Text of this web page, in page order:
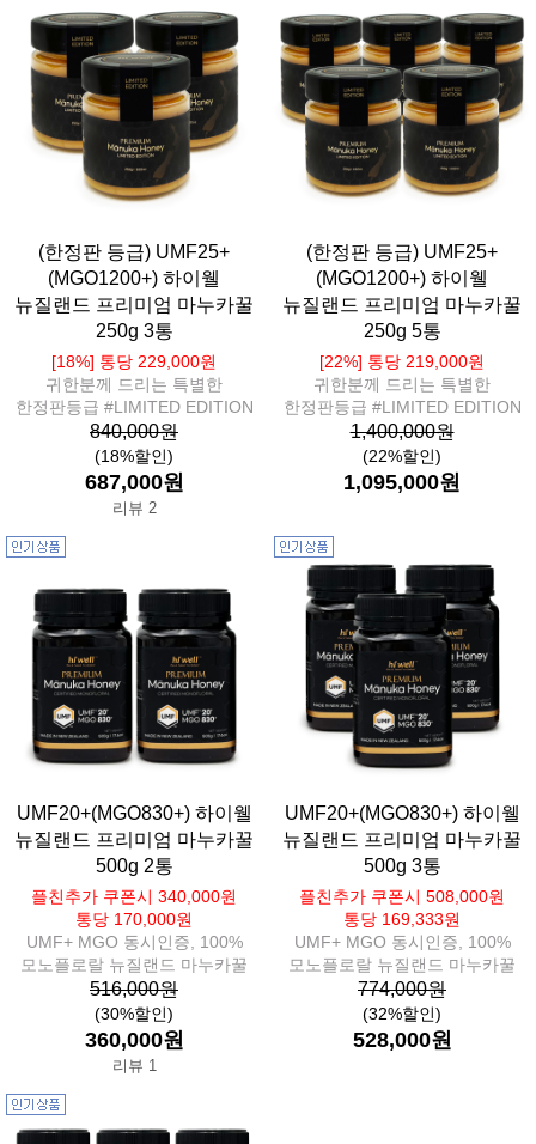
(한정판 등급) UMF25+
(MGO1200+) 하이웰
뉴질랜드 프리미엄 마누카꿀
250g 3통
[18%] 통당 229,000원
귀한분께 드리는 특별한
한정판등급 #LIMITED EDITION
840,000원
(18%할인)
687,000원
리뷰 2
(한정판 등급) UMF25+
(MGO1200+) 하이웰
뉴질랜드 프리미엄 마누카꿀
250g 5통
[22%] 통당 219,000원
귀한분께 드리는 특별한
한정판등급 #LIMITED EDITION
1,400,000원
(22%할인)
1,095,000원
UMF20+(MGO830+) 하이웰
뉴질랜드 프리미엄 마누카꿀
500g 2통
플친추가 쿠폰시 340,000원
통당 170,000원
UMF+ MGO 동시인증, 100%
모노플로랄 뉴질랜드 마누카꿀
516,000원
(30%할인)
360,000원
리뷰 1
UMF20+(MGO830+) 하이웰
뉴질랜드 프리미엄 마누카꿀
500g 3통
플친추가 쿠폰시 508,000원
통당 169,333원
UMF+ MGO 동시인증, 100%
모노플로랄 뉴질랜드 마누카꿀
774,000원
(32%할인)
528,000원